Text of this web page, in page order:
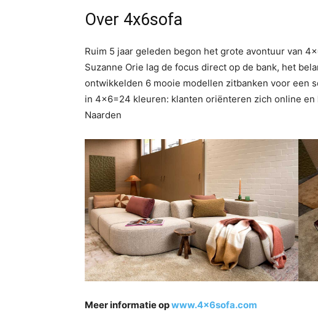
Over 4x6sofa
Ruim 5 jaar geleden begon het grote avontuur van
Suzanne Orie lag de focus direct op de bank, het
ontwikkelden 6 mooie modellen zitbanken voor een
in 4×6=24 kleuren: klanten oriënteren zich online
Naarden
Meer informatie opwww.4x6sofa.com